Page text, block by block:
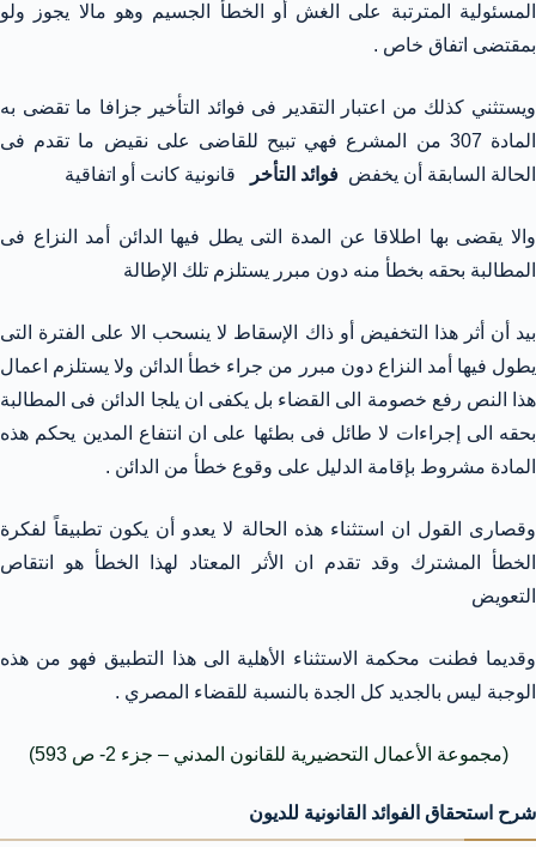
المسئولية المترتبة على الغش أو الخطأ الجسيم وهو مالا يجوز ولو
بمقتضى اتفاق خاص .
ويستثني كذلك من اعتبار التقدير فى فوائد التأخير جزافا ما تقضى به
المادة 307 من المشرع فهي تبيح للقاضى على نقيض ما تقدم فى
الحالة السابقة أن يخفض فوائد التأخر قانونية كانت أو اتفاقية
والا يقضى بها اطلاقا عن المدة التى يطل فيها الدائن أمد النزاع فى
المطالبة بحقه بخطأ منه دون مبرر يستلزم تلك الإطالة
بيد أن أثر هذا التخفيض أو ذاك الإسقاط لا ينسحب الا على الفترة التى
يطول فيها أمد النزاع دون مبرر من جراء خطأ الدائن ولا يستلزم اعمال
هذا النص رفع خصومة الى القضاء بل يكفى ان يلجا الدائن فى المطالبة
بحقه الى إجراءات لا طائل فى بطئها على ان انتفاع المدين يحكم هذه
المادة مشروط بإقامة الدليل على وقوع خطأ من الدائن .
وقصارى القول ان استثناء هذه الحالة لا يعدو أن يكون تطبيقاً لفكرة
الخطأ المشترك وقد تقدم ان الأثر المعتاد لهذا الخطأ هو انتقاص
التعويض
وقديما فطنت محكمة الاستثناء الأهلية الى هذا التطبيق فهو من هذه
الوجبة ليس بالجديد كل الجدة بالنسبة للقضاء المصري .
(مجموعة الأعمال التحضيرية للقانون المدني – جزء 2- ص 593)
شرح استحقاق الفوائد القانونية للديون